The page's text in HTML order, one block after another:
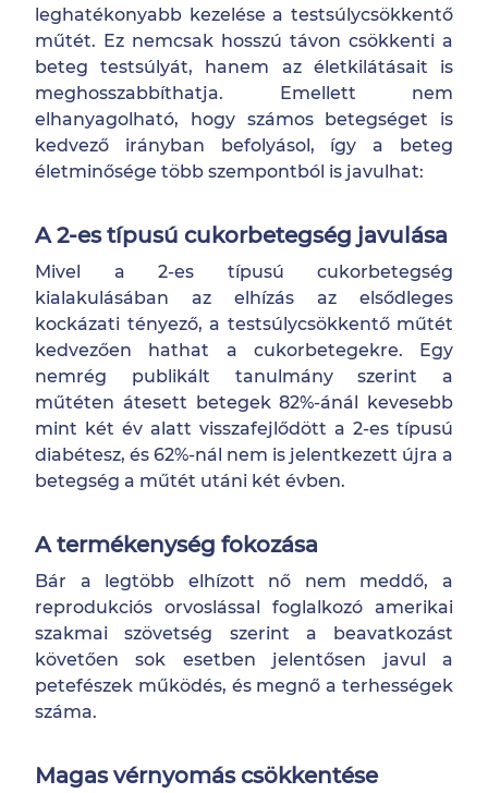
leghatékonyabb kezelése a testsúlycsökkentő
műtét. Ez nemcsak hosszú távon csökkenti a
beteg testsúlyát, hanem az életkilátásait is
meghosszabbíthatja. Emellett nem
elhanyagolható, hogy számos betegséget is
kedvező irányban befolyásol, így a beteg
életminősége több szempontból is javulhat:
A 2-es típusú cukorbetegség javulása
Mivel a 2-es típusú cukorbetegség
kialakulásában az elhízás az elsődleges
kockázati tényező, a testsúlycsökkentő műtét
kedvezően hathat a cukorbetegekre. Egy
nemrég publikált tanulmány szerint a
műtéten átesett betegek 82%-ánál kevesebb
mint két év alatt visszafejlődött a 2-es típusú
diabétesz, és 62%-nál nem is jelentkezett újra a
betegség a műtét utáni két évben.
A termékenység fokozása
Bár a legtöbb elhízott nő nem meddő, a
reprodukciós orvoslással foglalkozó amerikai
szakmai szövetség szerint a beavatkozást
követően sok esetben jelentősen javul a
petefészek működés, és megnő a terhességek
száma.
Magas vérnyomás csökkentése